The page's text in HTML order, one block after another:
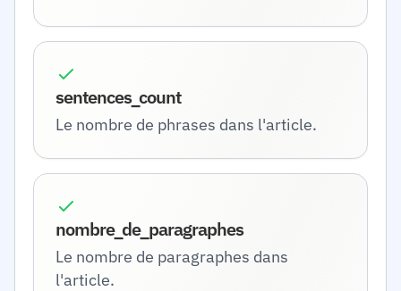
sentences_count
Le nombre de phrases dans l'article.
nombre_de_paragraphes
Le nombre de paragraphes dans
l'article.